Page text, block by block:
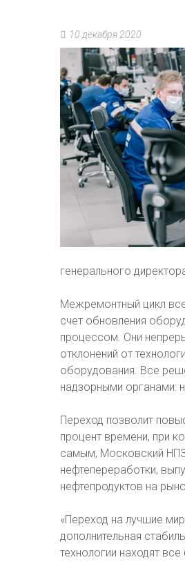
10 декабря 2020
генерального
Межремонтный цикл
счет обновления
процессом. Они
отклонений от
оборудования. Все
надзорными органами:
Переход позволит
процент времени, при
самым, Московский
нефтепереработки,
нефтепродуктов на
«Переход на лучшие
дополнительная
технологии находят